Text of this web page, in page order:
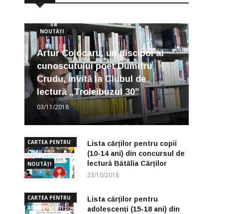
NOUTĂȚI
Artur Cojocaru, un discipol al
cunoscutului poet Dumitru
Crudu, invită la Clubul de
lectură „Troleibuzul 30”
03/11/2018
CARTEA PENTRU
COPII
NOUTĂȚI
Lista cărților pentru copii
(10-14 ani) din concursul de
lectură Bătălia Cărților
23/10/2018
CARTEA PENTRU
ADOLESCENȚI
Lista cărților pentru
adolescenți (15-18 ani) din